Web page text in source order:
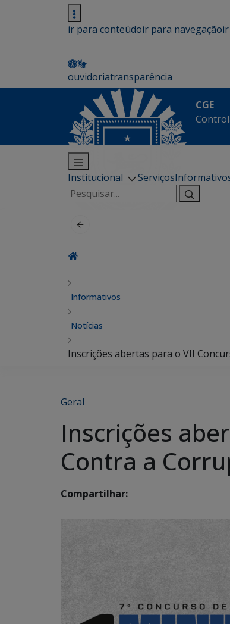
ir para conteúdoir para navegação
ouvidoriatransparência
CGE
Institucional Serviços
Pesquisar
por:
Informativos
Notícias
Inscrições abertas para o VII
Geral
Inscrições
Contra a
Compartilhar: